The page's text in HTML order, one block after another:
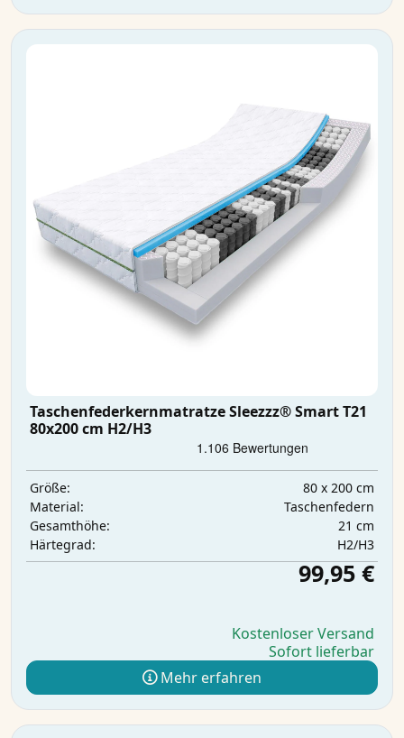
Taschenfederkernmatratze Sleezzz® Smart T21
80x200 cm H2/H3
Größe:
80 x 200 cm
Material:
Taschenfedern
Gesamthöhe:
21 cm
Härtegrad:
H2/H3
99,95 €
Kostenloser Versand
Sofort lieferbar
Mehr erfahren